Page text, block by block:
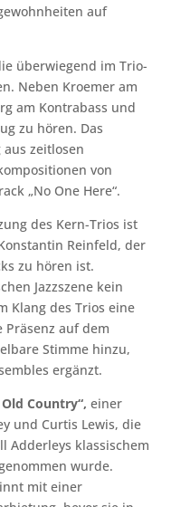
auf
überwiegend im Trio-
Neben Kroemer am
am Kontrabass und
zu hören. Das
zeitlosen
von
„No One Here“.
des Kern-Trios ist
Reinfeld, der
zu hören ist.
Jazzszene kein
Klang des Trios eine
Präsenz auf dem
Stimme hinzu,
ergänzt.
Old Country“, einer
und Curtis Lewis, die
Adderleys klassischem
wurde.
mit einer